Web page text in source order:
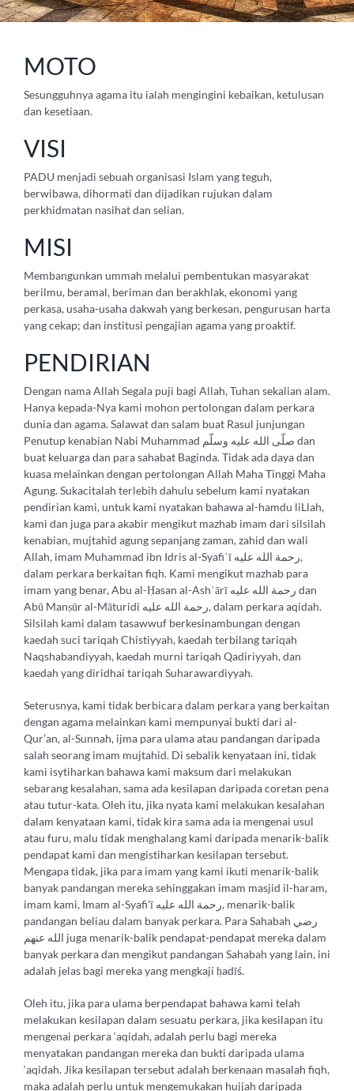
MOTO
Sesungguhnya agama itu ialah mengingini kebaikan, ketulusan
dan kesetiaan.
VISI
PADU menjadi sebuah organisasi Islam yang teguh,
berwibawa, dihormati dan dijadikan rujukan dalam
perkhidmatan nasihat dan selian.
MISI
Membangunkan ummah melalui pembentukan masyarakat
berilmu, beramal, beriman dan berakhlak, ekonomi yang
perkasa, usaha-usaha dakwah yang berkesan, pengurusan harta
yang cekap; dan institusi pengajian agama yang proaktif.
PENDIRIAN
Dengan nama Allah Segala puji bagi Allah, Tuhan sekalian alam.
Hanya kepada-Nya kami mohon pertolongan dalam perkara
dunia dan agama. Salawat dan salam buat Rasul junjungan
Penutup kenabian Nabi Muhammad صلّى الله عليه وسلّم dan
buat keluarga dan para sahabat Baginda. Tidak ada daya dan
kuasa melainkan dengan pertolongan Allah Maha Tinggi Maha
Agung. Sukacitalah terlebih dahulu sebelum kami nyatakan
pendirian kami, untuk kami nyatakan bahawa al-hamdu liLlah,
kami dan juga para akabir mengikut mazhab imam dari silsilah
kenabian, mujtahid agung sepanjang zaman, zahid dan wali
Allah, imam Muhammad ibn Idris al-Syafiʿī رحمة الله عليه,
dalam perkara berkaitan fiqh. Kami mengikut mazhab para
imam yang benar, Abu al-Ḥasan al-Ashʿārī رحمة الله عليه dan
Abū Manṣūr al-Māturidi رحمة الله عليه, dalam perkara aqidah.
Silsilah kami dalam tasawwuf berkesinambungan dengan
kaedah suci tariqah Chistiyyah, kaedah terbilang tariqah
Naqshabandiyyah, kaedah murni tariqah Qadiriyyah, dan
kaedah yang diridhai tariqah Suharawardiyyah.
Seterusnya, kami tidak berbicara dalam perkara yang berkaitan
dengan agama melainkan kami mempunyai bukti dari al-
Qur’an, al-Sunnah, ijma para ulama atau pandangan daripada
salah seorang imam mujtahid. Di sebalik kenyataan ini, tidak
kami isytiharkan bahawa kami maksum dari melakukan
sebarang kesalahan, sama ada kesilapan daripada coretan pena
atau tutur-kata. Oleh itu, jika nyata kami melakukan kesalahan
dalam kenyataan kami, tidak kira sama ada ia mengenai usul
atau furu, malu tidak menghalang kami daripada menarik-balik
pendapat kami dan mengistiharkan kesilapan tersebut.
Mengapa tidak, jika para imam yang kami ikuti menarik-balik
banyak pandangan mereka sehinggakan imam masjid il-haram,
imam kami, Imam al-Syafi’ī رحمة الله عليه, menarik-balik
pandangan beliau dalam banyak perkara. Para Sahabah رضي
الله عنهم juga menarik-balik pendapat-pendapat mereka dalam
banyak perkara dan mengikut pandangan Sahabah yang lain, ini
adalah jelas bagi mereka yang mengkaji ḥadīś.
Oleh itu, jika para ulama berpendapat bahawa kami telah
melakukan kesilapan dalam sesuatu perkara, jika kesilapan itu
mengenai perkara ‘aqidah, adalah perlu bagi mereka
menyatakan pandangan mereka dan bukti daripada ulama
‘aqidah. Jika kesilapan tersebut adalah berkenaan masalah fiqh,
maka adalah perlu untuk mengemukakan hujjah daripada